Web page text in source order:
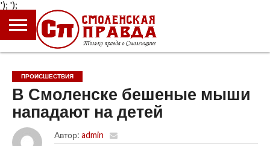
');
ГЛАВНАЯ
НОВОСТИ
ПРОИСШЕСТВИЯ
ПОЛИТИКА
КУЛЬТУРА
ЭКОНОМИКА
ОБЩЕСТВО
БЛОГИ
ПРОИСШЕСТВИЯ
В Смоленске бешеные мыши
нападают на детей
Автор: admin
');